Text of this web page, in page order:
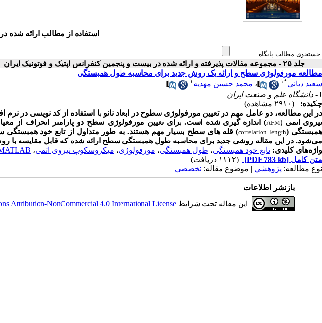
استفاده از مطالب ارائه شده در
جلد ۲۵ - مجموعه مقالات پذیرفته و ارائه شده در بیست و پنجمین کنفرانس اپتیک و فوتونیک ایران
مطالعه مورفولوژی سطح و ارائه یک روش جدید برای محاسبه طول همبستگی
سعید دیانی*۱ ، محمد حسین مهدیه ۱
۱- دانشگاه علم و صنعت ایران
چکیده:
(۲۹۱۰ مشاهده)
در این مطالعه، دو عامل مهم در تعیین مورفولوژی سطوح در ابعاد نانو با استفاده از کد نویسی در نرم
نیروی اتمی (AFM) اندازه گیری شده است. برای تعیین مورفولوژی سطح دو پارامتر انحراف از
همبستگی (correlation length) قله های سطح بسیار مهم هستند. به طور متداول از تابع خود
می‌شود. در این مقاله روشی جدید برای محاسبه طول همبستگی سطح ارائه شده که قابل مقایسه با
واژه‌های کلیدی: تابع خود همبستگی، طول همبستگی، مورفولوژی، میکروسکوپ نیروی اتمی،
متن کامل [PDF 783 kb]
(۱۱۱۲ دریافت)
نوع مطالعه: پژوهشي | موضوع مقاله: تخصصی
بازنشر اطلاعات
این مقاله تحت شرایط Attribution-NonCommercial 4.0 International License